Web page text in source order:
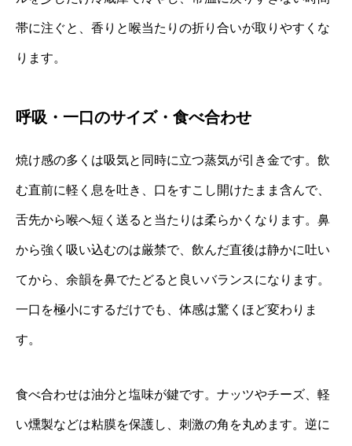
帯に注ぐと、香りと喉当たりの折り合いが取りやすくな
ります。
呼吸・一口のサイズ・食べ合わせ
焼け感の多くは吸気と同時に立つ蒸気が引き金です。飲
む直前に軽く息を吐き、口をすこし開けたまま含んで、
舌先から喉へ短く送ると当たりは柔らかくなります。鼻
から強く吸い込むのは厳禁で、飲んだ直後は静かに吐い
てから、余韻を鼻でたどると良いバランスになります。
一口を極小にするだけでも、体感は驚くほど変わりま
す。
食べ合わせは油分と塩味が鍵です。ナッツやチーズ、軽
い燻製などは粘膜を保護し、刺激の角を丸めます。逆に